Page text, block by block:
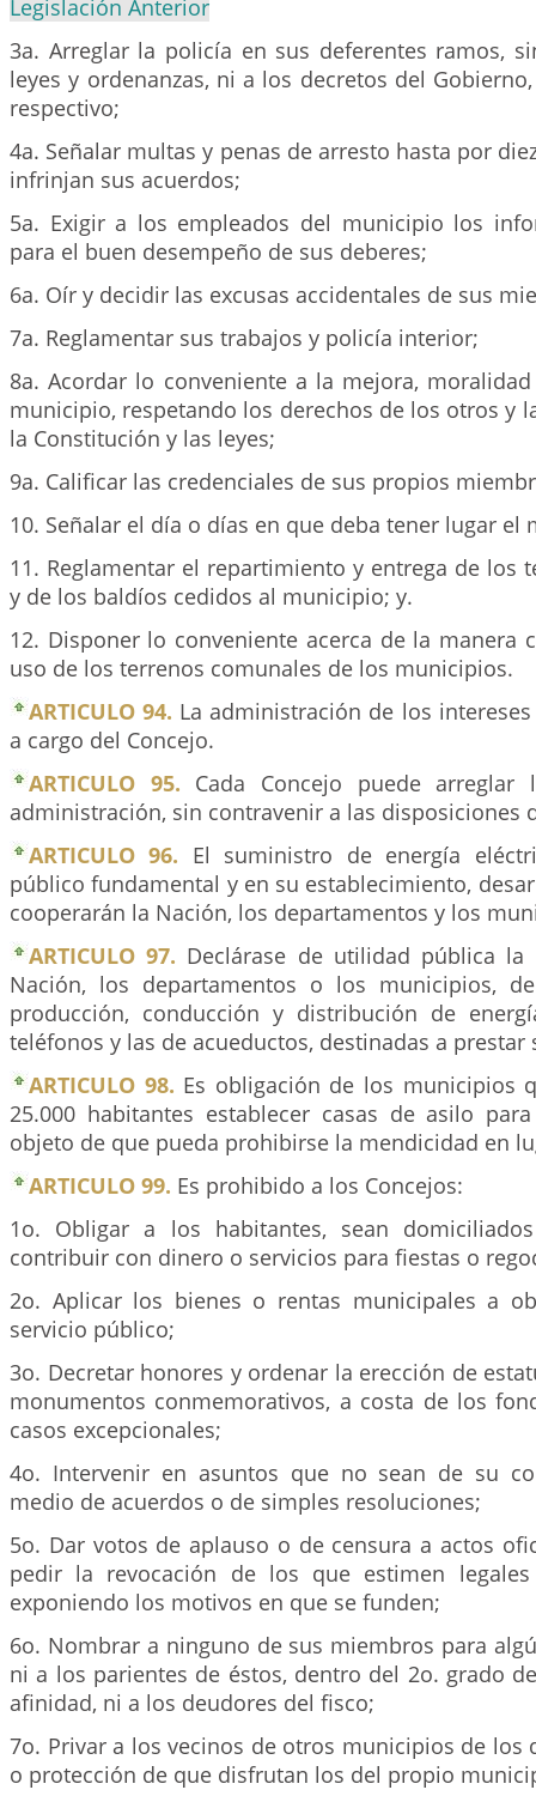
Legislación Anterior
3a. Arreglar la policía en sus deferentes ramos,
leyes y ordenanzas, ni a los decretos del
respectivo;
4a. Señalar multas y penas de arresto hasta por
infrinjan sus acuerdos;
5a. Exigir a los empleados del municipio los
para el buen desempeño de sus deberes;
6a. Oír y decidir las excusas accidentales de sus
7a. Reglamentar sus trabajos y policía interior;
8a. Acordar lo conveniente a la mejora,
municipio, respetando los derechos de los otros y
la Constitución y las leyes;
9a. Calificar las credenciales de sus propios
10. Señalar el día o días en que deba tener lugar el
11. Reglamentar el repartimiento y entrega de los
y de los baldíos cedidos al municipio; y.
12. Disponer lo conveniente acerca de la manera
uso de los terrenos comunales de los municipios.
ARTICULO 94. La administración de los
a cargo del Concejo.
ARTICULO 95. Cada Concejo puede
administración, sin contravenir a las disposiciones
ARTICULO 96. El suministro de energía
público fundamental y en su establecimiento,
cooperarán la Nación, los departamentos y los
ARTICULO 97. Declárase de utilidad pública
Nación, los departamentos o los municipios,
producción, conducción y distribución de
teléfonos y las de acueductos, destinadas a
ARTICULO 98. Es obligación de los municipios
25.000 habitantes establecer casas de asilo
objeto de que pueda prohibirse la mendicidad en
ARTICULO 99. Es prohibido a los Concejos:
1o. Obligar a los habitantes, sean
contribuir con dinero o servicios para fiestas o
2o. Aplicar los bienes o rentas municipales a
servicio público;
3o. Decretar honores y ordenar la erección de
monumentos conmemorativos, a costa de los
casos excepcionales;
4o. Intervenir en asuntos que no sean de su
medio de acuerdos o de simples resoluciones;
5o. Dar votos de aplauso o de censura a actos
pedir la revocación de los que estimen legales
exponiendo los motivos en que se funden;
6o. Nombrar a ninguno de sus miembros para
ni a los parientes de éstos, dentro del 2o. grado
afinidad, ni a los deudores del fisco;
7o. Privar a los vecinos de otros municipios de los
o protección de que disfrutan los del propio